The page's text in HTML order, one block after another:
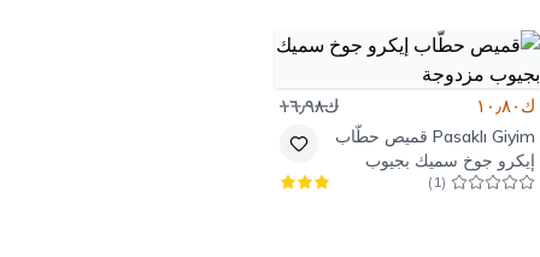
ك١٠٫٨٠ ك١٦٫٩٨
Pasaklı Giyim قميص حطّاب
إيكرو جوخ سميك بجيوب
مزدوجة
(
1
)